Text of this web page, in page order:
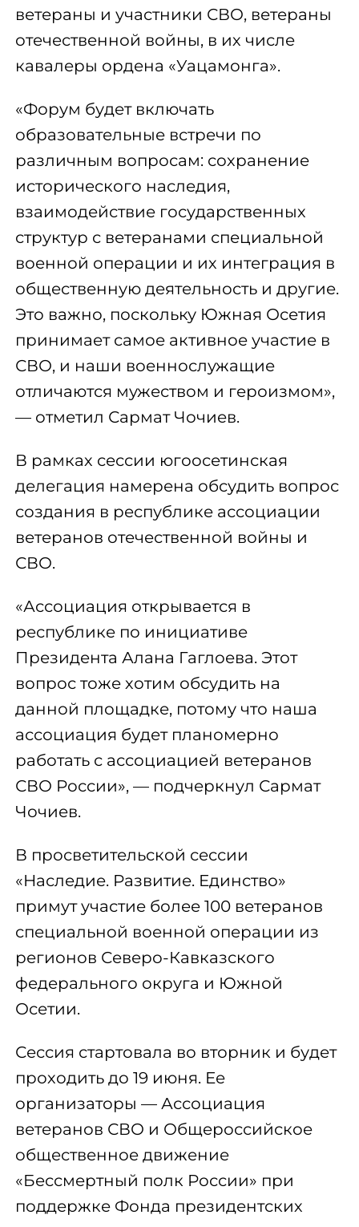
ветераны и участники СВО, ветераны
отечественной войны, в их числе
кавалеры ордена «Уацамонга».
«Форум будет включать
образовательные встречи по
различным вопросам: сохранение
исторического наследия,
взаимодействие государственных
структур с ветеранами специальной
военной операции и их интеграция в
общественную деятельность и другие.
Это важно, поскольку Южная Осетия
принимает самое активное участие в
СВО, и наши военнослужащие
отличаются мужеством и героизмом»,
— отметил Сармат Чочиев.
В рамках сессии югоосетинская
делегация намерена обсудить вопрос
создания в республике ассоциации
ветеранов отечественной войны и
СВО.
«Ассоциация открывается в
республике по инициативе
Президента Алана Гаглоева. Этот
вопрос тоже хотим обсудить на
данной площадке, потому что наша
ассоциация будет планомерно
работать с ассоциацией ветеранов
СВО России», — подчеркнул Сармат
Чочиев.
В просветительской сессии
«Наследие. Развитие. Единство»
примут участие более 100 ветеранов
специальной военной операции из
регионов Северо-Кавказского
федерального округа и Южной
Осетии.
Сессия стартовала во вторник и будет
проходить до 19 июня. Ее
организаторы — Ассоциация
ветеранов СВО и Общероссийское
общественное движение
«Бессмертный полк России» при
поддержке Фонда президентских